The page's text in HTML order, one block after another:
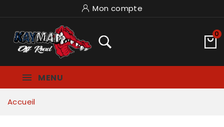
Mon compte
0
MENU
Accueil